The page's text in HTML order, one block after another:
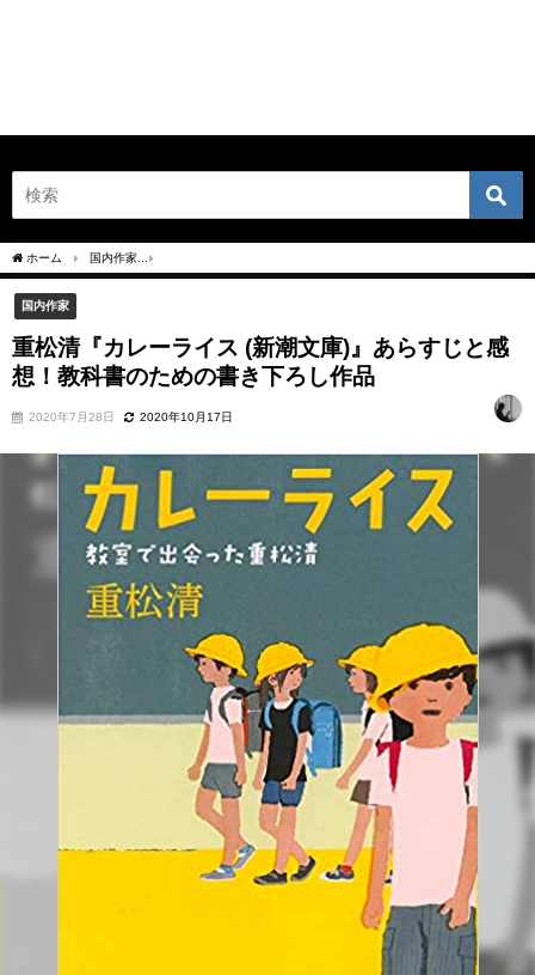
ホーム 国内作家
国内作家
重松清『カレーライス (新潮文庫)』あらすじと感
想！教科書のための書き下ろし作品
2020年7月28日 2020年10月17日